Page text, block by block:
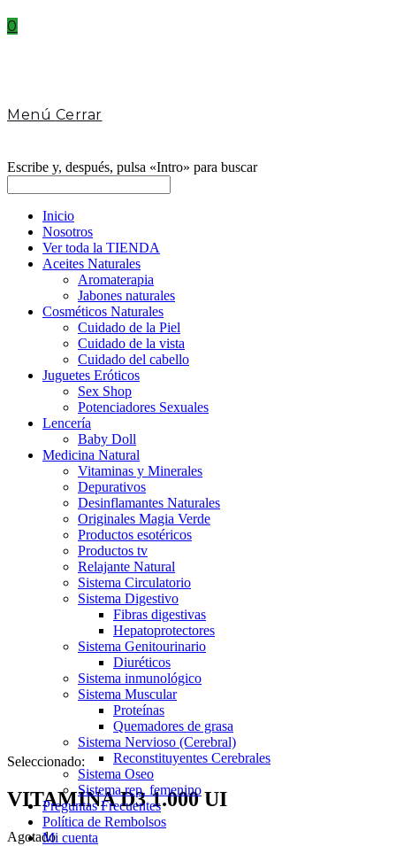
0
Menú Cerrar
Escribe y, después, pulsa «Intro» para buscar
Inicio
Nosotros
Ver toda la TIENDA
Aceites Naturales
Aromaterapia
Jabones naturales
Cosméticos Naturales
Cuidado de la Piel
Cuidado de la vista
Cuidado del cabello
Juguetes Eróticos
Sex Shop
Potenciadores Sexuales
Lencería
Baby Doll
Medicina Natural
Vitaminas y Minerales
Depurativos
Desinflamantes Naturales
Originales Magia Verde
Productos esotéricos
Productos tv
Relajante Natural
Sistema Circulatorio
Sistema Digestivo
Fibras digestivas
Hepatoprotectores
Sistema Genitourinario
Diuréticos
Sistema inmunológico
Sistema Muscular
Proteínas
Quemadores de grasa
Sistema Nervioso (Cerebral)
Reconstituyentes Cerebrales
Sistema Oseo
Sistema rep. femenino
Preguntas Frecuentes
Política de Rembolsos
Mi cuenta
Seleccionado:
VITAMINA D3 1.000 UI
Agotado